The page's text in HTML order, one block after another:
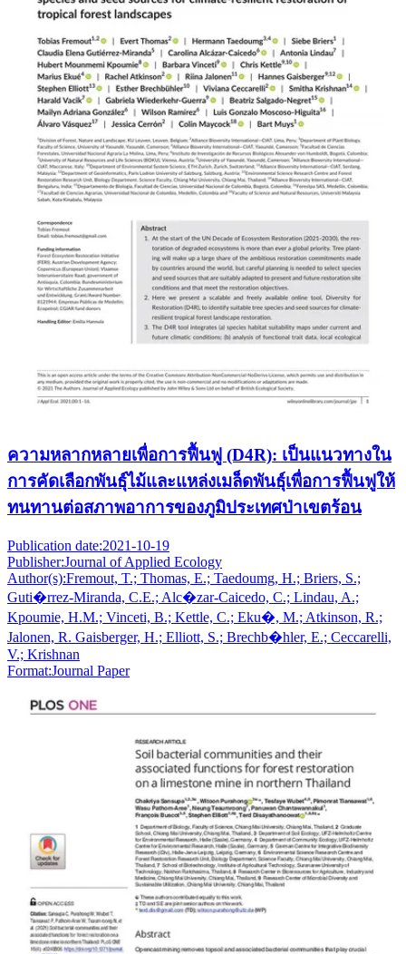
ความหลากหลายเพื่อการฟื้นฟู (D4R): เป็นแนวทางใน
การคัดเลือกพันธุ์ไม้และแหล่งเมล็ดพันธุ์เพื่อการฟื้นฟูให้
ทนทานต่อสภาพอาการของภูมิประเทศป่าเขตร้อน
Publication date:2021-10-19
Publisher:Journal of Applied Ecology
Author(s):Fremout, T.; Thomas, E.; Taedoumg, H.; Briers, S.;
Guti�rrez-Miranda, C.E.; Alc�zar-Caicedo, C.; Lindau, A.;
Kpoumie, H.M.; Vinceti, B.; Kettle, C.; Eku�, M.; Atkinson, R.;
Jalonen, R. Gaisberger, H.; Elliott, S.; Brechb�hler, E.; Ceccarelli,
V.; Krishnan
Format:Journal Paper